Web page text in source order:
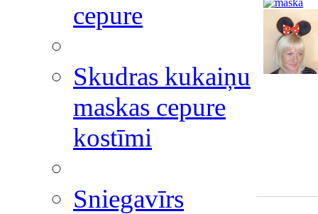
cepure
Skudras kukaiņu
maskas cepure
kostīmi
Sniegavīrs